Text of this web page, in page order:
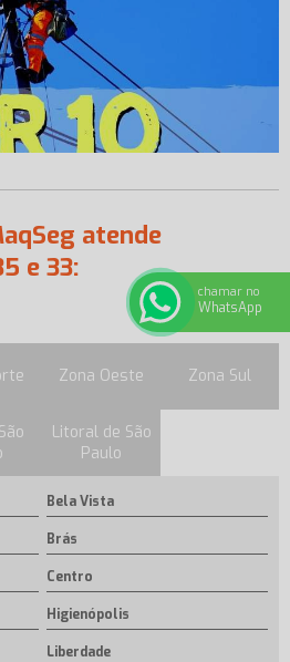
atende
e 33:
Zona Oeste Zona Sul
Litoral de São
Paulo
Bela Vista
Brás
Centro
Higienópolis
Liberdade
chamar no
WhatsApp